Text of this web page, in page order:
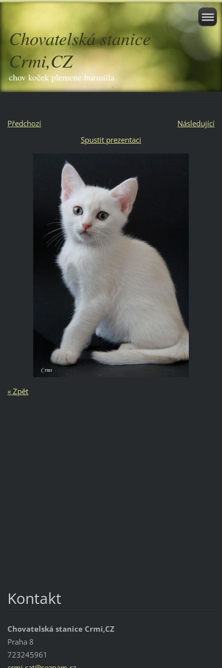
Chovatelská stanice
Crmi,CZ
chov koček plemene burmilla
Předchozí
Následující
Spustit prezentaci
« Zpět
Kontakt
Chovatelská stanice Crmi,CZ
Praha 8
723245961